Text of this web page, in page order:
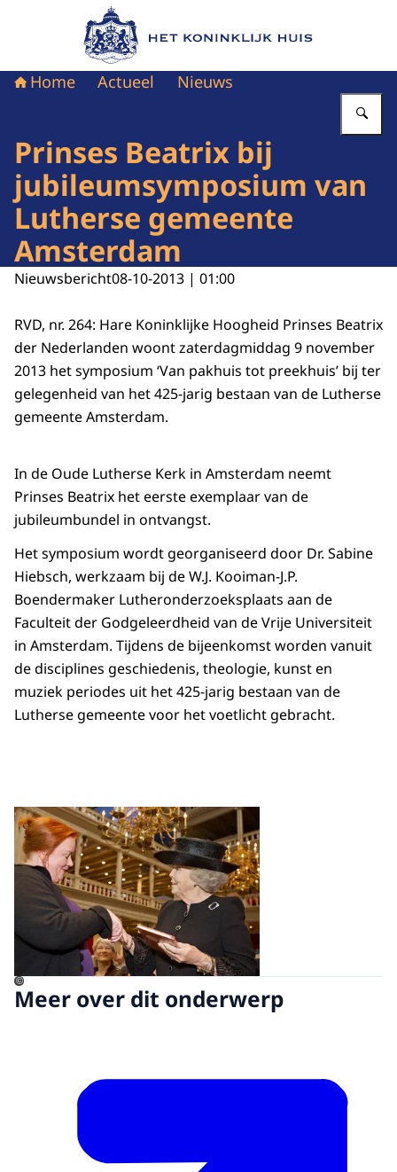
Naar de homepage van Het Koninklijk Huis
Home Actueel Nieuws
Prinses Beatrix bij
jubileumsymposium van
Lutherse gemeente
Amsterdam
Nieuwsbericht08-10-2013 | 01:00
RVD, nr. 264: Hare Koninklijke Hoogheid Prinses Beatrix
der Nederlanden woont zaterdagmiddag 9 november
2013 het symposium ‘Van pakhuis tot preekhuis’ bij ter
gelegenheid van het 425-jarig bestaan van de Lutherse
gemeente Amsterdam.
In de Oude Lutherse Kerk in Amsterdam neemt
Prinses Beatrix het eerste exemplaar van de
jubileumbundel in ontvangst.
Het symposium wordt georganiseerd door Dr. Sabine
Hiebsch, werkzaam bij de W.J. Kooiman-J.P.
Boendermaker Lutheronderzoeksplaats aan de
Faculteit der Godgeleerdheid van de Vrije Universiteit
in Amsterdam. Tijdens de bijeenkomst worden vanuit
de disciplines geschiedenis, theologie, kunst en
muziek periodes uit het 425-jarig bestaan van de
Lutherse gemeente voor het voetlicht gebracht.
Open de galerij in vergrote
©
Meer over dit onderwerp